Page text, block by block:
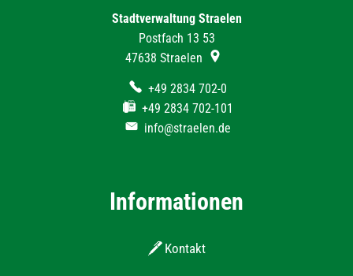
Stadtverwaltung Straelen
Postfach 13 53
47638 Straelen
+49 2834 702-0
+49 2834 702-101
info@straelen.de
Informationen
Kontakt